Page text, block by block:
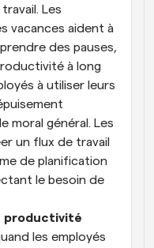
Les
vacances aident à
des pauses,
à long
à utiliser leurs
moral général. Les
un flux de travail
de planification
le besoin de
productivité
les employés